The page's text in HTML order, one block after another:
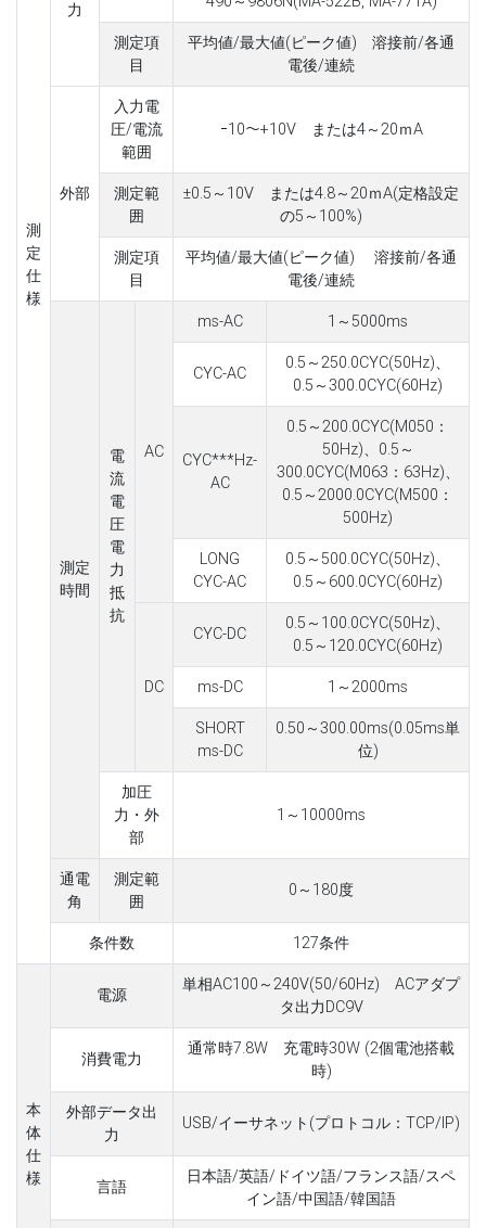
測
定
仕
様
力
測定項
目
平均値/最大値(ピーク値) 溶接前/各通
電後/連続
外部
入力電
圧/電流
範囲
ｰ10～+10V または4～20ｍA
測定範
囲
±0.5～10V または4.8～20ｍA(定格設定
の5～100%)
測定項
目
平均値/最大値(ピーク値) 溶接前/各通
電後/連続
測定
時間
電
流
電
圧
電
力
抵
抗
AC
ms-AC 1～5000ms
CYC-AC
0.5～250.0CYC(50Hz)、
0.5～300.0CYC(60Hz)
CYC***Hz-
AC
0.5～200.0CYC(M050：
50Hz)、0.5～
300.0CYC(M063：63Hz)、
0.5～2000.0CYC(M500：
500Hz)
LONG
CYC-AC
0.5～500.0CYC(50Hz)、
0.5～600.0CYC(60Hz)
DC
CYC-DC
0.5～100.0CYC(50Hz)、
0.5～120.0CYC(60Hz)
ms-DC 1～2000ms
SHORT
ms-DC
0.50～300.00ms(0.05ms単
位)
加圧
力・外
部
1～10000ms
通電
角
測定範
囲
0～180度
条件数 127条件
本
体
仕
様
電源
単相AC100～240V(50/60Hz) ACアダプ
タ出力DC9V
消費電力
通常時7.8W 充電時30W (2個電池搭載
時)
外部データ出
力
USB/イーサネット(プロトコル：TCP/IP)
言語
日本語/英語/ドイツ語/フランス語/スペ
イン語/中国語/韓国語